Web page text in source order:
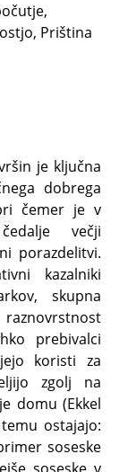
Priština
je ključna
dobrega
čemer je v
večji
porazdelitvi.
kazalniki
skupna
prebivalci
koristi za
zgolj na
domu (Ekkel
ostajajo:
soseske